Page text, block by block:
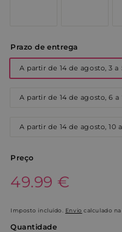
Prazo de entrega
A partir de 14 de agosto, 3 a
A partir de 14 de agosto, 6 a
A partir de 14 de agosto, 10
Preço
Preço
normal
49.99€
49.99 €
Imposto incluído. Envio calculado
Quantidade